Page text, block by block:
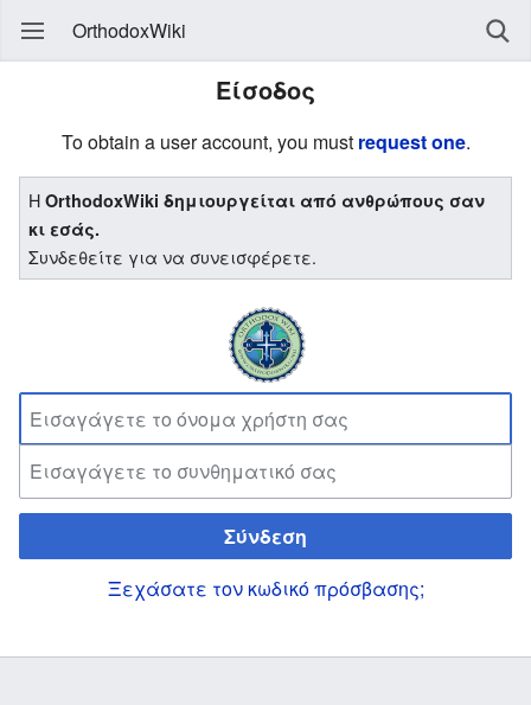
OrthodoxWiki
Είσοδος
To obtain a user account, you must request one.
ΗOrthodoxWiki δημιουργείται από ανθρώπους σαν
κι εσάς.
Συνδεθείτε για να συνεισφέρετε.
Σύνδεση
Ξεχάσατε τον κωδικό πρόσβασης;